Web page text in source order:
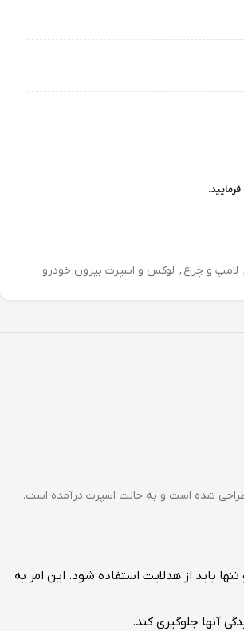
, لامپ و چراغ , لوکس و اسپرت بیرون خودرو
طراحی شده است و به حالت اسپرت درآمده است.
باید از هدلایت استفاده شود. این امر به
آنها جلوگیری کند.